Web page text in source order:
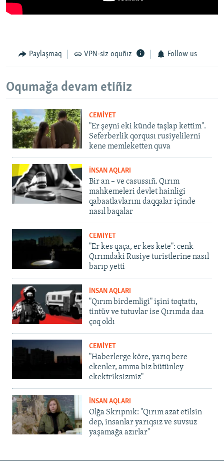
Paylaşmaq VPN-siz oquñız Follow us
Oqumağa devam etiñiz
CEMİYET
"Er şeyni eki künde taşlap kettim".
Seferberlik qorqusı rusiyelilerni
kene memleketten quva
İNSAN AQLARI
Bir an – ve casussıñ. Qırım
mahkemeleri devlet hainligi
qabaatlavlarını daqqalar içinde
nasıl baqalar
CEMİYET
"Er kes qaça, er kes kete": cenk
Qırımdaki Rusiye turistlerine nasıl
barıp yetti
İNSAN AQLARI
"Qırım birdemligi" işini toqtattı,
tintüv ve tutuvlar ise Qırımda daa
çoq oldı
CEMİYET
"Haberlerge köre, yarıq bere
ekenler, amma biz bütünley
ekektriksizmiz"
İNSAN AQLARI
Olğa Skrıpnık: "Qırım azat etilsin
dep, insanlar yarıqsız ve suvsuz
yaşamağa azırlar"